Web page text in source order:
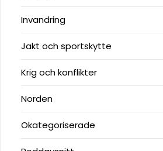
Invandring
Jakt och sportskytte
Krig och konflikter
Norden
Okategoriserade